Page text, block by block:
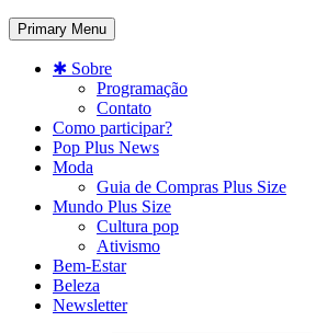
Primary Menu
✱ Sobre
Programação
Contato
Como participar?
Pop Plus News
Moda
Guia de Compras Plus Size
Mundo Plus Size
Cultura pop
Ativismo
Bem-Estar
Beleza
Newsletter